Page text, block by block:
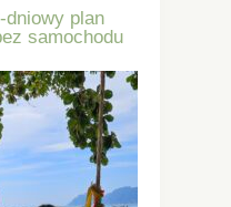
dniowy plan
samochodu